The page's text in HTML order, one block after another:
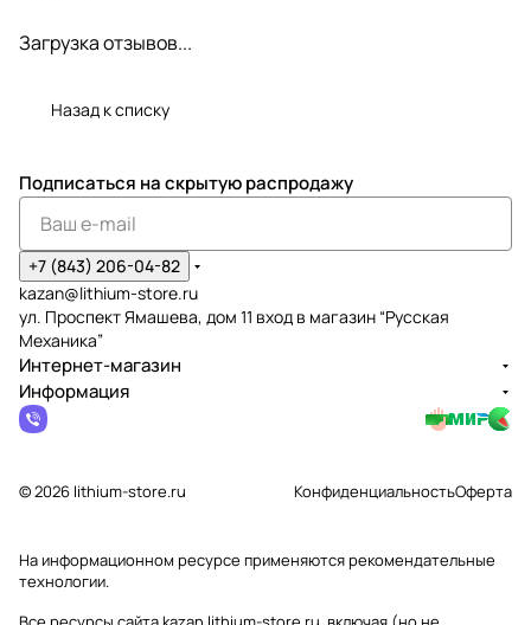
Загрузка отзывов...
Назад к списку
Подписаться на скрытую распродажу
+7 (843) 206-04-82
kazan@lithium-store.ru
ул. Проспект Ямашева, дом 11 вход в магазин “Русская
Механика”
Интернет-магазин
Информация
© 2026 lithium-store.ru КонфиденциальностьОферта
На информационном ресурсе применяютсярекомендательные
технологии.